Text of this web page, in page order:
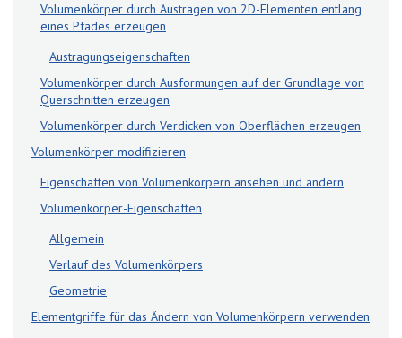
Volumenkörper durch Austragen von 2D-Elementen entlang
eines Pfades erzeugen
Austragungseigenschaften
Volumenkörper durch Ausformungen auf der Grundlage von
Querschnitten erzeugen
Volumenkörper durch Verdicken von Oberflächen erzeugen
Volumenkörper modifizieren
Eigenschaften von Volumenkörpern ansehen und ändern
Volumenkörper-Eigenschaften
Allgemein
Verlauf des Volumenkörpers
Geometrie
Elementgriffe für das Ändern von Volumenkörpern verwenden